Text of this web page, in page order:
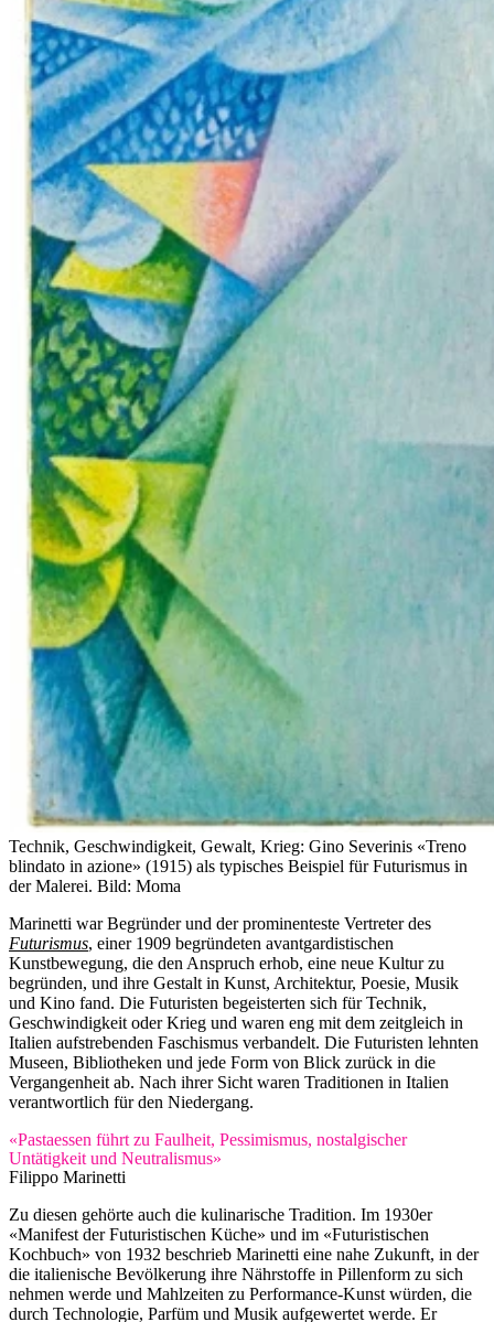
Technik, Geschwindigkeit, Gewalt, Krieg: Gino Severinis «Treno
blindato in azione» (1915) als typisches Beispiel für Futurismus in
der Malerei. Bild: Moma
Marinetti war Begründer und der prominenteste Vertreter des
Futurismus, einer 1909 begründeten avantgardistischen
Kunstbewegung, die den Anspruch erhob, eine neue Kultur zu
begründen, und ihre Gestalt in Kunst, Architektur, Poesie, Musik
und Kino fand. Die Futuristen begeisterten sich für Technik,
Geschwindigkeit oder Krieg und waren eng mit dem zeitgleich in
Italien aufstrebenden Faschismus verbandelt. Die Futuristen lehnten
Museen, Bibliotheken und jede Form von Blick zurück in die
Vergangenheit ab. Nach ihrer Sicht waren Traditionen in Italien
verantwortlich für den Niedergang.
«Pastaessen führt zu Faulheit, Pessimismus, nostalgischer
Untätigkeit und Neutralismus»
Filippo Marinetti
Zu diesen gehörte auch die kulinarische Tradition. Im 1930er
«Manifest der Futuristischen Küche» und im «Futuristischen
Kochbuch» von 1932 beschrieb Marinetti eine nahe Zukunft, in der
die italienische Bevölkerung ihre Nährstoffe in Pillenform zu sich
nehmen werde und Mahlzeiten zu Performance-Kunst würden, die
durch Technologie, Parfüm und Musik aufgewertet werde. Er